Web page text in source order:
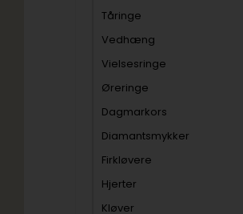
Tåringe
Vedhæng
Vielsesringe
Øreringe
Dagmarkors
Diamantsmykker
Firkløvere
Hjerter
Kløver